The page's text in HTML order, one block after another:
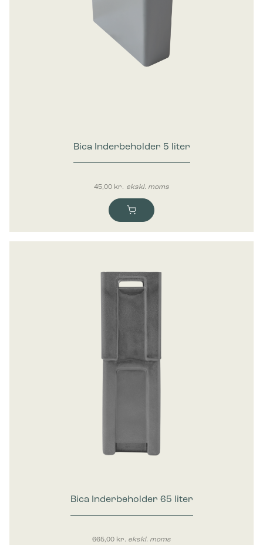
Bica Inderbeholder 5 liter
45,00 kr. ekskl. moms
Bica Inderbeholder 65 liter
665,00 kr. ekskl. moms